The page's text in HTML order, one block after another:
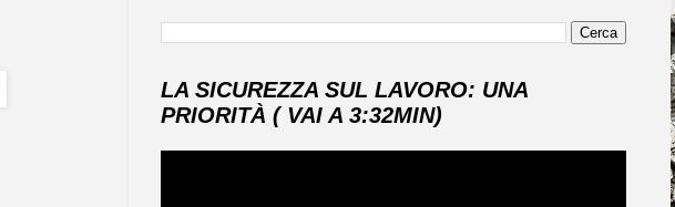
LA SICUREZZA SUL LAVORO: UNA
PRIORITÀ ( VAI A 3:32MIN)